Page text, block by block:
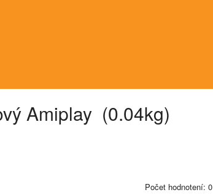
Amiplay (0.04kg)
Počet hodnotení: 0